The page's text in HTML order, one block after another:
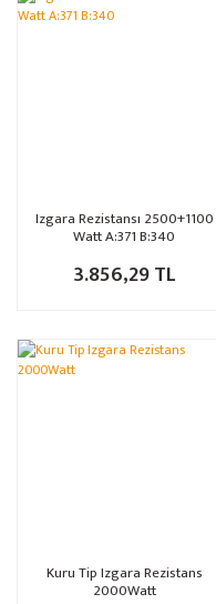
Izgara Rezistansı 2500+1100
Watt A:371 B:340
3.856,29 TL
Kuru Tip Izgara Rezistans
2000Watt